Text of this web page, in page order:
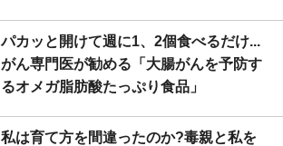
パカッと開けて週に1、2個食べるだけ...
がん専門医が勧める「大腸がんを予防す
るオメガ脂肪酸たっぷり食品」
私は育て方を間違ったのか?毒親と私を